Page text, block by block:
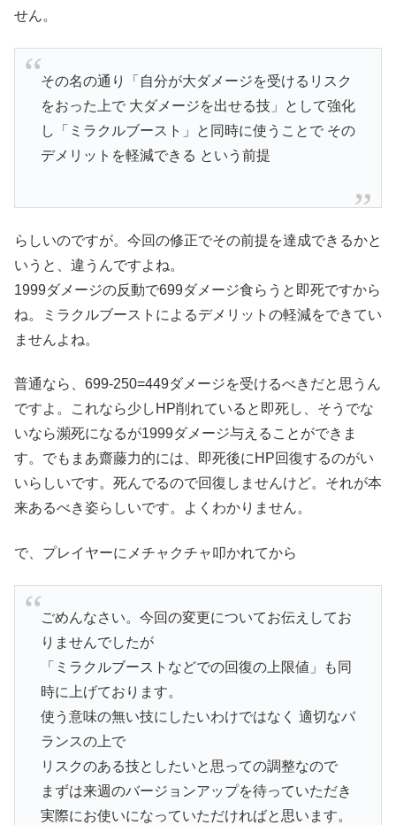
せん。
その名の通り「自分が大ダメージを受けるリスク
をおった上で 大ダメージを出せる技」として強化
し「ミラクルブースト」と同時に使うことで その
デメリットを軽減できる という前提
らしいのですが。今回の修正でその前提を達成できるかと
いうと、違うんですよね。
1999ダメージの反動で699ダメージ食らうと即死ですから
ね。ミラクルブーストによるデメリットの軽減をできてい
ませんよね。
普通なら、699-250=449ダメージを受けるべきだと思うん
ですよ。これなら少しHP削れていると即死し、そうでな
いなら瀕死になるが1999ダメージ与えることができま
す。でもまあ齋藤力的には、即死後にHP回復するのがい
いらしいです。死んでるので回復しませんけど。それが本
来あるべき姿らしいです。よくわかりません。
で、プレイヤーにメチャクチャ叩かれてから
ごめんなさい。今回の変更についてお伝えしてお
りませんでしたが
「ミラクルブーストなどでの回復の上限値」も同
時に上げております。
使う意味の無い技にしたいわけではなく 適切なバ
ランスの上で
リスクのある技としたいと思っての調整なので
まずは来週のバージョンアップを待っていただき
実際にお使いになっていただければと思います。